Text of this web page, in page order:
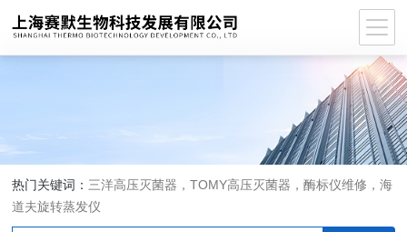
热门关键词： 三洋高压灭菌器，TOMY高压灭菌器，酶标仪维修，海
道夫旋转蒸发仪